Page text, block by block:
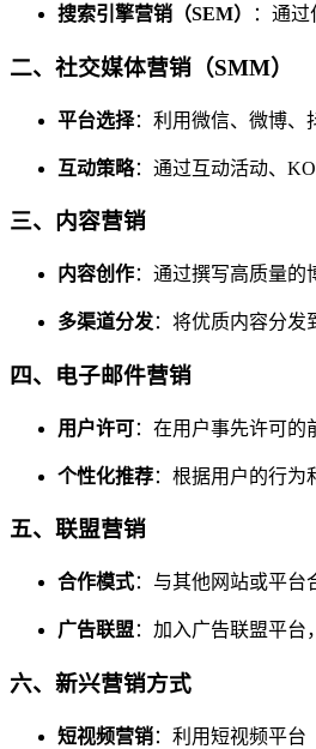
搜索引擎营销（SEM） ：通
二、社交媒体营销（SMM）
平台选择：利用微信、微博、
互动策略：通过互动活动、
三、内容营销
内容创作：通过撰写高质量的
多渠道分发：将优质内容分发
四、电子邮件营销
用户许可：在用户事先许可的
个性化推荐：根据用户的行为
五、联盟营销
合作模式：与其他网站或平台
广告联盟 ：加入广告联盟平台
六、新兴营销方式
短视频营销：利用短视频平台